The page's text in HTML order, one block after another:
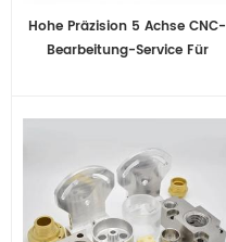
Hohe Präzision 5 Achse CNC-
Bearbeitung-Service Für